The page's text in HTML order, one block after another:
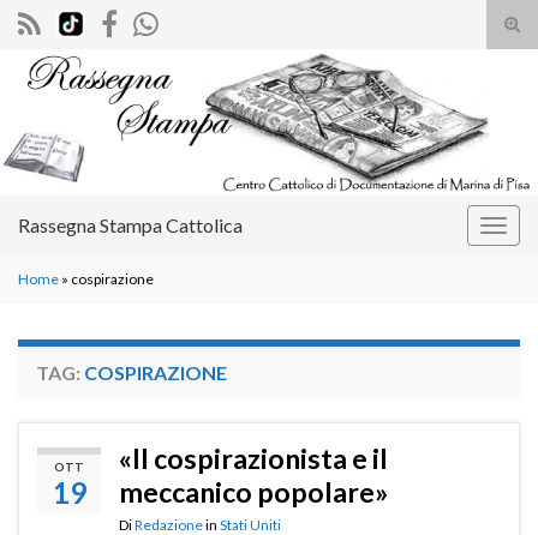
il
Search for:
Rassegna Stampa Cattolica
Home » cospirazione
TAG: COSPIRAZIONE
OTT
19
«Il cospirazionista e il
meccanico popolare»
DiRedazionein Stati Uniti